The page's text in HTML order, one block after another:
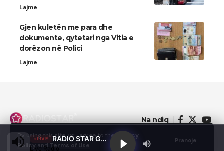
By using this site, you agree to the Privacy
Policy and Terms of Use
Pranoje
Lajme
Gjen kuletën me para dhe
dokumente, qytetari nga Vitia e
dorëzon në Polici
Lajme
Na ndiq
LIVE RADIO STAR GJILAN
Live Radio